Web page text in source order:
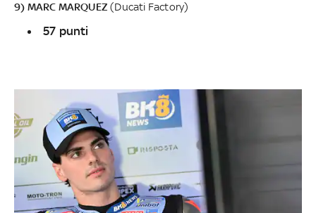
9) MARC MARQUEZ (Ducati Factory)
57 punti